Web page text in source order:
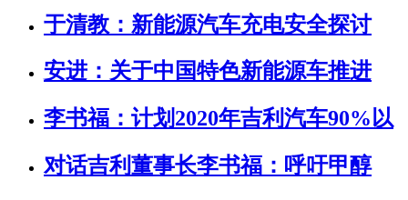
于清教：新能源汽车充电安全探讨
安进：关于中国特色新能源车推进
李书福：计划2020年吉利汽车90%以
对话吉利董事长李书福：呼吁甲醇